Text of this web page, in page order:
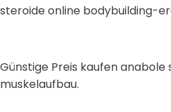
steroide online bodybuilding-
Günstige Preis kaufen anabole
muskelaufbau.